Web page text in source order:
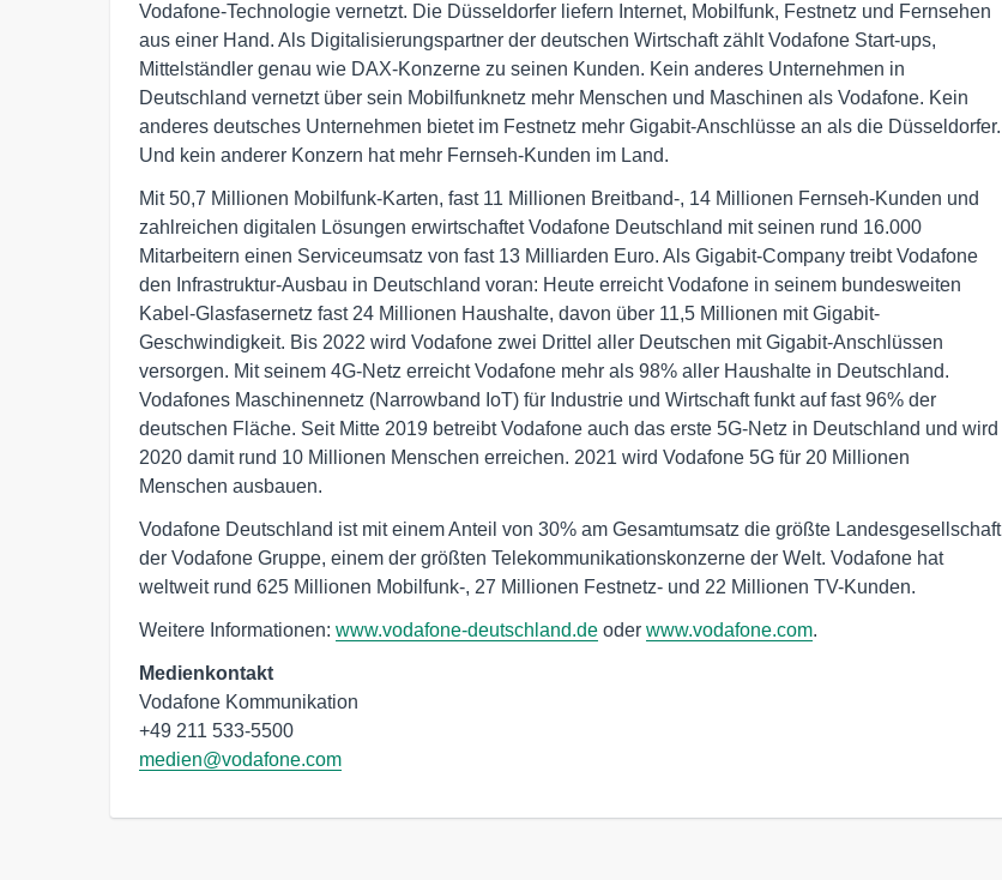
Vodafone-Technologie vernetzt. Die Düsseldorfer liefern Internet, Mobilfunk, Festnetz und Fernsehen
aus einer Hand. Als Digitalisierungspartner der deutschen Wirtschaft zählt Vodafone Start-ups,
Mittelständler genau wie DAX-Konzerne zu seinen Kunden. Kein anderes Unternehmen in
Deutschland vernetzt über sein Mobilfunknetz mehr Menschen und Maschinen als Vodafone. Kein
anderes deutsches Unternehmen bietet im Festnetz mehr Gigabit-Anschlüsse an als die Düsseldorfer.
Und kein anderer Konzern hat mehr Fernseh-Kunden im Land.
Mit 50,7 Millionen Mobilfunk-Karten, fast 11 Millionen Breitband-, 14 Millionen Fernseh-Kunden und
zahlreichen digitalen Lösungen erwirtschaftet Vodafone Deutschland mit seinen rund 16.000
Mitarbeitern einen Serviceumsatz von fast 13 Milliarden Euro. Als Gigabit-Company treibt Vodafone
den Infrastruktur-Ausbau in Deutschland voran: Heute erreicht Vodafone in seinem bundesweiten
Kabel-Glasfasernetz fast 24 Millionen Haushalte, davon über 11,5 Millionen mit Gigabit-
Geschwindigkeit. Bis 2022 wird Vodafone zwei Drittel aller Deutschen mit Gigabit-Anschlüssen
versorgen. Mit seinem 4G-Netz erreicht Vodafone mehr als 98% aller Haushalte in Deutschland.
Vodafones Maschinennetz (Narrowband IoT) für Industrie und Wirtschaft funkt auf fast 96% der
deutschen Fläche. Seit Mitte 2019 betreibt Vodafone auch das erste 5G-Netz in Deutschland und wird
2020 damit rund 10 Millionen Menschen erreichen. 2021 wird Vodafone 5G für 20 Millionen
Menschen ausbauen.
Vodafone Deutschland ist mit einem Anteil von 30% am Gesamtumsatz die größte Landesgesellschaft
der Vodafone Gruppe, einem der größten Telekommunikationskonzerne der Welt. Vodafone hat
weltweit rund 625 Millionen Mobilfunk-, 27 Millionen Festnetz- und 22 Millionen TV-Kunden.
Weitere Informationen: www.vodafone-deutschland.de oder www.vodafone.com.
Medienkontakt
Vodafone Kommunikation
medien@vodafone.com